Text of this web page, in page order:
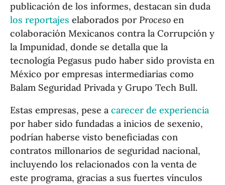
publicación de los informes, destacan sin duda
los reportajes elaborados por Proceso en
colaboración Mexicanos contra la Corrupción y
la Impunidad, donde se detalla que la
tecnología Pegasus pudo haber sido provista en
México por empresas intermediarias como
Balam Seguridad Privada y Grupo Tech Bull.
Estas empresas, pese acarecer de experiencia
por haber sido fundadas a inicios de sexenio,
podrían haberse visto beneficiadas con
contratos millonarios de seguridad nacional,
incluyendo los relacionados con la venta de
este programa, gracias a sus fuertes vínculos